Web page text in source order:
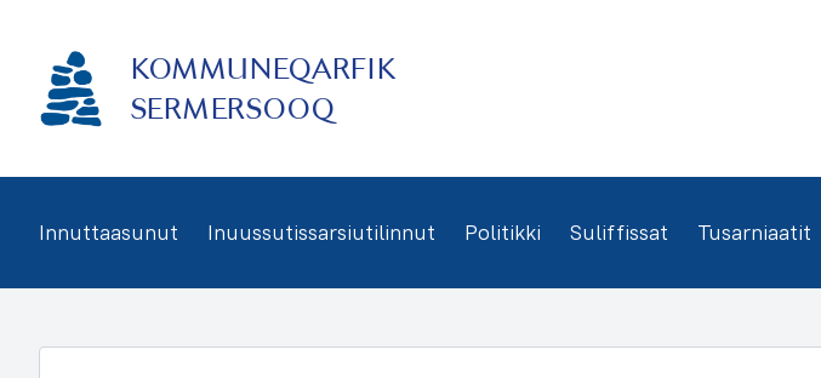
KOMMUNEQARFIK
SERMERSOOQ
Innuttaasunut Inuussutissarsiutilinnut Politikki Suliffissat Tusarniaatit